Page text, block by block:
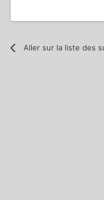
Aller sur la liste des